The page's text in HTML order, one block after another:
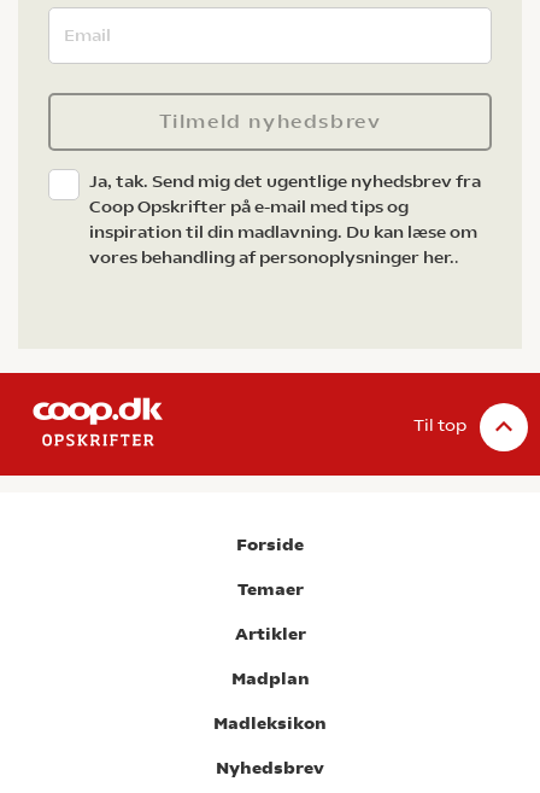
Tilmeld nyhedsbrev
Ja, tak. Send mig det ugentlige nyhedsbrev fra
Coop Opskrifter på e-mail med tips og
inspiration til din madlavning. Du kan læse om
vores behandling af personoplysninger her..
Til top
Forside
Temaer
Artikler
Madplan
Madleksikon
Nyhedsbrev